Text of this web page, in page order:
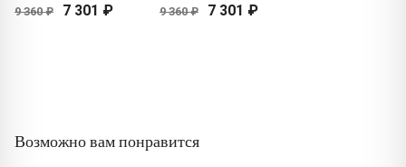
9 360 ₽ 7 301 ₽ 9 360 ₽ 7 301 ₽
Возможно вам понравится